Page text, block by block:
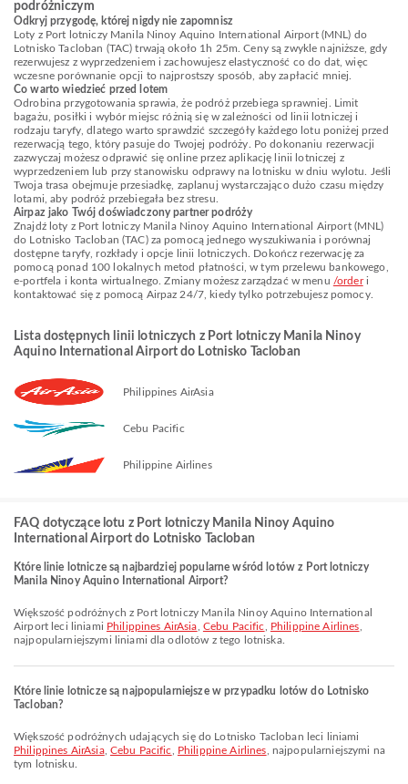
podróżniczym
Odkryj przygodę, której nigdy nie zapomnisz
Loty z Port lotniczy Manila Ninoy Aquino International Airport (MNL) do
Lotnisko Tacloban (TAC) trwają około 1h 25m. Ceny są zwykle najniższe, gdy
rezerwujesz z wyprzedzeniem i zachowujesz elastyczność co do dat, więc
wczesne porównanie opcji to najprostszy sposób, aby zapłacić mniej.
Co warto wiedzieć przed lotem
Odrobina przygotowania sprawia, że podróż przebiega sprawniej. Limit
bagażu, posiłki i wybór miejsc różnią się w zależności od linii lotniczej i
rodzaju taryfy, dlatego warto sprawdzić szczegóły każdego lotu poniżej przed
rezerwacją tego, który pasuje do Twojej podróży. Po dokonaniu rezerwacji
zazwyczaj możesz odprawić się online przez aplikację linii lotniczej z
wyprzedzeniem lub przy stanowisku odprawy na lotnisku w dniu wylotu. Jeśli
Twoja trasa obejmuje przesiadkę, zaplanuj wystarczająco dużo czasu między
lotami, aby podróż przebiegała bez stresu.
Airpaz jako Twój doświadczony partner podróży
Znajdź loty z Port lotniczy Manila Ninoy Aquino International Airport (MNL)
do Lotnisko Tacloban (TAC) za pomocą jednego wyszukiwania i porównaj
dostępne taryfy, rozkłady i opcje linii lotniczych. Dokończ rezerwację za
pomocą ponad 100 lokalnych metod płatności, w tym przelewu bankowego,
e-portfela i konta wirtualnego. Zmiany możesz zarządzać w menu /orderi
kontaktować się z pomocą Airpaz 24/7, kiedy tylko potrzebujesz pomocy.
Lista dostępnych linii lotniczych z Port lotniczy Manila Ninoy
Aquino International Airport do Lotnisko Tacloban
Philippines AirAsia
Cebu Pacific
Philippine Airlines
FAQ dotyczące lotu z Port lotniczy Manila Ninoy Aquino
International Airport do Lotnisko Tacloban
Które linie lotnicze są najbardziej popularne wśród lotów z Port lotniczy
Manila Ninoy Aquino International Airport?
Większość podróżnych z Port lotniczy Manila Ninoy Aquino International
Airport leci liniami Philippines AirAsia Cebu Pacific Philippine Airlines
najpopularniejszymi liniami dla odlotów z tego lotniska.
Które linie lotnicze są najpopularniejsze w przypadku lotów do Lotnisko
Tacloban?
Większość podróżnych udających się do Lotnisko Tacloban leci liniami
Philippines AirAsia, Cebu Pacific Philippine Airlines , najpopularniejszymi na
tym lotnisku.